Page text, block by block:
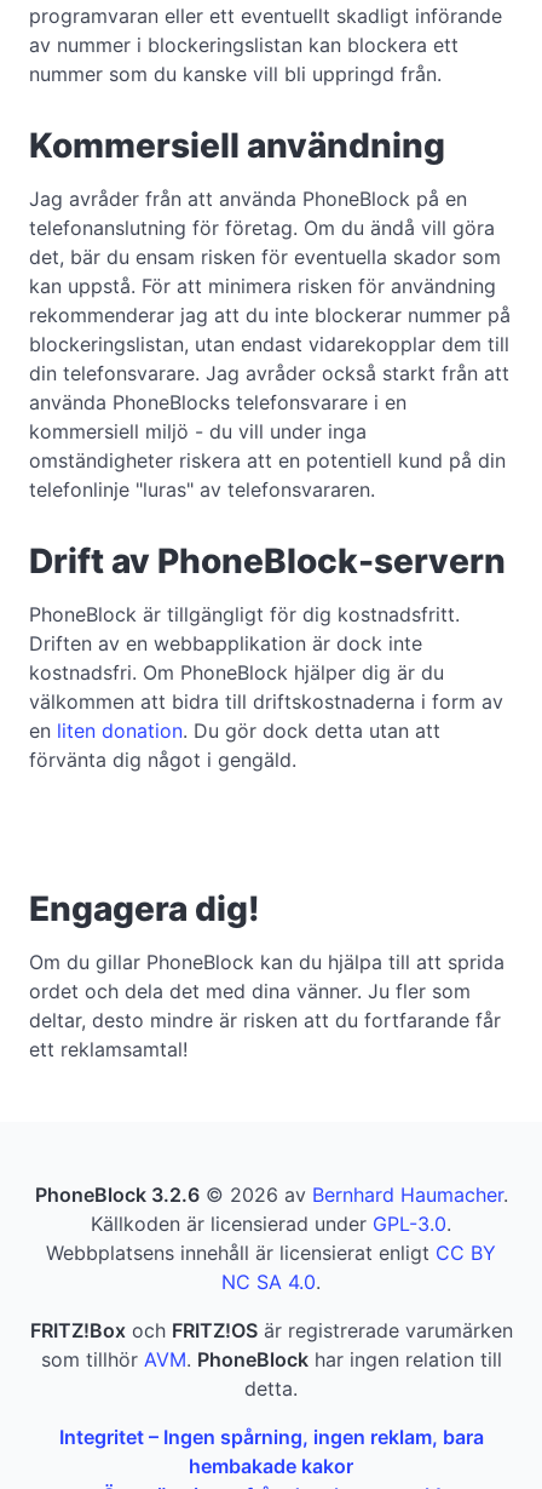
programvaran eller ett eventuellt skadligt införande
av nummer i blockeringslistan kan blockera ett
nummer som du kanske vill bli uppringd från.
Kommersiell användning
Jag avråder från att använda PhoneBlock på en
telefonanslutning för företag. Om du ändå vill göra
det, bär du ensam risken för eventuella skador som
kan uppstå. För att minimera risken för användning
rekommenderar jag att du inte blockerar nummer på
blockeringslistan, utan endast vidarekopplar dem till
din telefonsvarare. Jag avråder också starkt från att
använda PhoneBlocks telefonsvarare i en
kommersiell miljö - du vill under inga
omständigheter riskera att en potentiell kund på din
telefonlinje "luras" av telefonsvararen.
Drift av PhoneBlock-servern
PhoneBlock är tillgängligt för dig kostnadsfritt.
Driften av en webbapplikation är dock inte
kostnadsfri. Om PhoneBlock hjälper dig är du
välkommen att bidra till driftskostnaderna i form av
en liten donation. Du gör dock detta utan att
förvänta dig något i gengäld.
Engagera dig!
Om du gillar PhoneBlock kan du hjälpa till att sprida
ordet och dela det med dina vänner. Ju fler som
deltar, desto mindre är risken att du fortfarande får
ett reklamsamtal!
PhoneBlock 3.2.6© 2026 av Bernhard Haumacher.
Källkoden är licensierad under GPL-3.0.
Webbplatsens innehåll är licensierat enligt CC BY
NC SA 4.0.
FRITZ!Boxoch FRITZ!OSär registrerade varumärken
som tillhör AVM. PhoneBlockhar ingen relation till
detta.
Integritet – Ingen spårning, ingen reklam, bara
hembakade kakor